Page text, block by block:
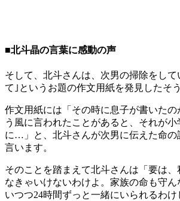
■北斗晶の言葉に感動の声
そして、北斗さんは、次男の掃除をして
て｣というお題の作文用紙を発見したそう
作文用紙には「その時に息子が書いた
う風に言われたことがあると、それが
に…」と、北斗さんが次男に伝えた命の
言います。
そのことを踏まえて北斗さんは「要は
なきゃいけないわけよ。家族の命も守
いつつ24時間ずっと一緒にいられるわ